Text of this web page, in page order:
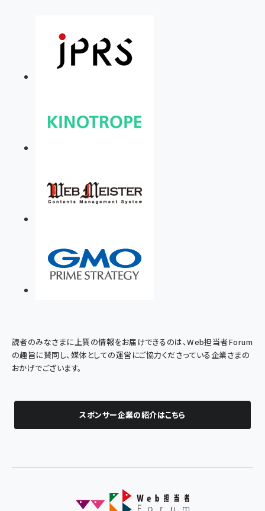
読者のみなさまに上質の情報をお届けできるのは、Web担当者Forum
の趣旨に賛同し、媒体としての運営にご協力くださっている企業さまの
おかげでございます。
スポンサー企業の紹介はこちら